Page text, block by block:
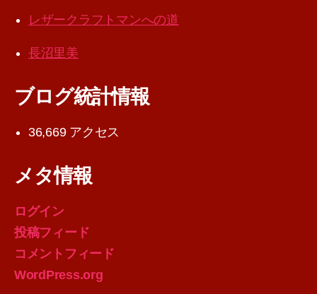
レザークラフトマンへの道
長沼里美
ブログ統計情報
36,669 アクセス
メタ情報
ログイン
投稿フィード
コメントフィード
WordPress.org